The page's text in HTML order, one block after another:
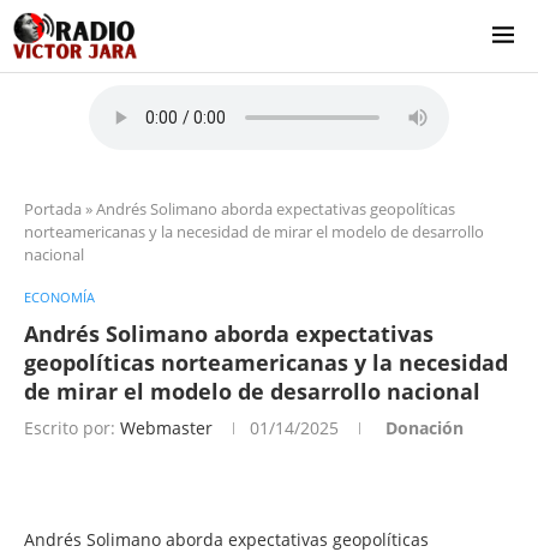
Portada »Andrés Solimano aborda expectativas geopolíticas
norteamericanas y la necesidad de mirar el modelo de desarrollo
nacional
ECONOMÍA
Andrés Solimano aborda expectativas
geopolíticas norteamericanas y la necesidad
de mirar el modelo de desarrollo nacional
Escrito por: Webmaster 01/14/2025 Donación
Andrés Solimano aborda expectativas geopolíticas